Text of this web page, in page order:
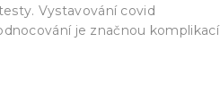
Vystavování covid
je značnou komplikací